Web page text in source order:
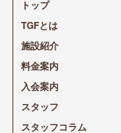
トップ
TGFとは
施設紹介
料金案内
入会案内
スタッフ
スタッフコラム